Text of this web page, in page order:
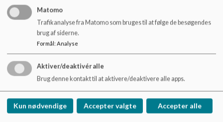
Rønde Børnehus
8410 Rønde
Sitemap
Cookie politik
Matomo
Trafikanalyse fra Matomo som bruges til at følge de besøgendes
brug af siderne.
Formål: Analyse
Aktiver/deaktivér alle
Brug denne kontakt til at aktivere/deaktivere alle apps.
Kun nødvendige Accepter valgte Accepter alle